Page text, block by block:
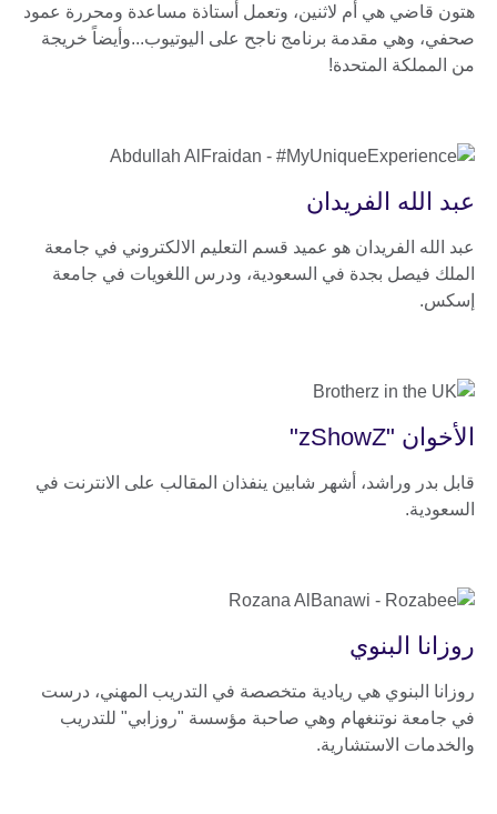
هتون قاضي هي أم لاثنين، وتعمل أستاذة مساعدة ومحررة عمود
صحفي، وهي مقدمة برنامج ناجح على اليوتيوب...وأيضاً خريجة
من المملكة المتحدة!
عبد الله الفريدان
عبد الله الفريدان هو عميد قسم التعليم الالكتروني في جامعة
الملك فيصل بجدة في السعودية، ودرس اللغويات في جامعة
إسكس.
الأخوان "zShowZ"
قابل بدر وراشد، أشهر شابين ينفذان المقالب على الانترنت في
السعودية.
روزانا البنوي
روزانا البنوي هي ريادية متخصصة في التدريب المهني، درست
في جامعة نوتنغهام وهي صاحبة مؤسسة "روزابي" للتدريب
والخدمات الاستشارية.